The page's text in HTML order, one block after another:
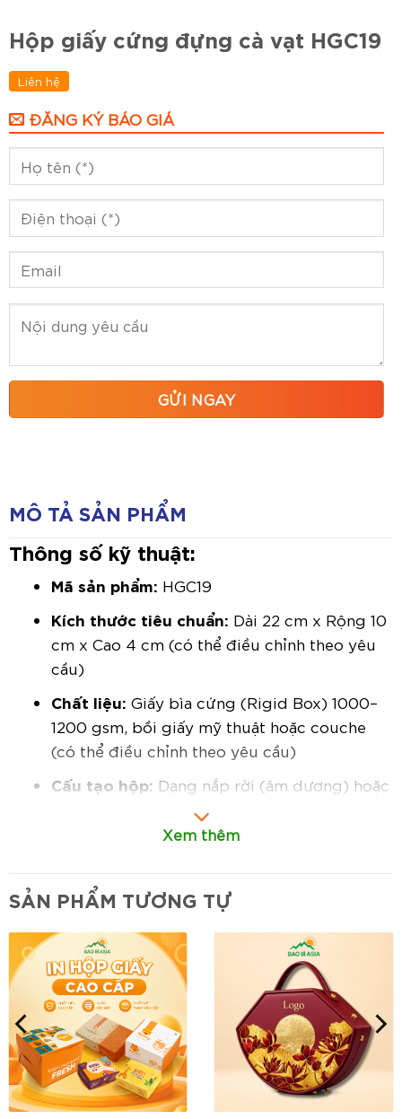
Hộp giấy cứng đựng cà vạt HGC19
Liên hệ
ĐĂNG KÝ BÁO GIÁ
MÔ TẢ SẢN PHẨM
Thông số kỹ thuật:
Mã sản phẩm: HGC19
Kích thước tiêu chuẩn: Dài 22 cm x Rộng 10
cm x Cao 4 cm (có thể điều chỉnh theo yêu
cầu)
Chất liệu: Giấy bìa cứng (Rigid Box) 1000–
1200 gsm, bồi giấy mỹ thuật hoặc couche
(có thể điều chỉnh theo yêu cầu)
Cấu tạo hộp: Dạng nắp rời (âm dương) hoặc
dạng kéo, có lót giấy bên trong
In offset 1–4 màu, ép kim logo,
Phụ kiện thêm:Ruy băng kéo, gối đỡ cà vạt,
Đặc điểm nổi bật:
Thiết kế thanh lịch, nhỏ gọn:
Phù hợp để
đóng gói cà vạt cao cấp, quà tặng doanh
nhân, lễ tết hoặc trưng bày tại showroom.
Chất liệu giấy cứng chắc chắn:Giúp hộp
giữ phom tốt, không cong vênh – bảo vệ sản
Xem thêm
SẢN PHẨM TƯƠNG TỰ